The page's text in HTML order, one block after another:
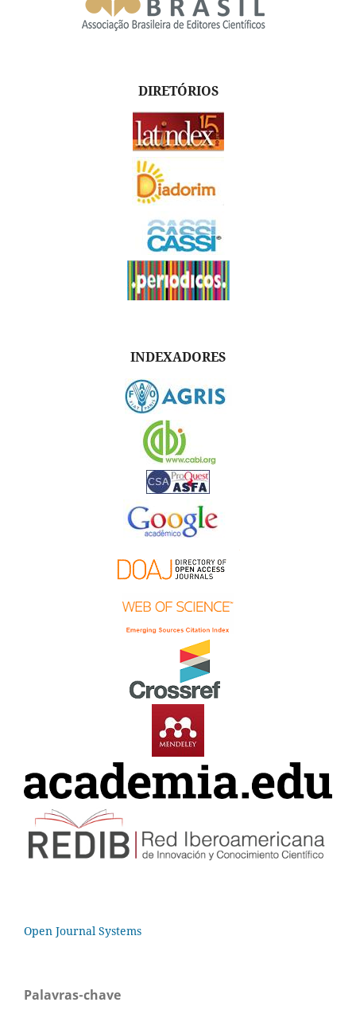
DIRETÓRIOS
INDEXADORES
Open Journal Systems
Palavras-chave